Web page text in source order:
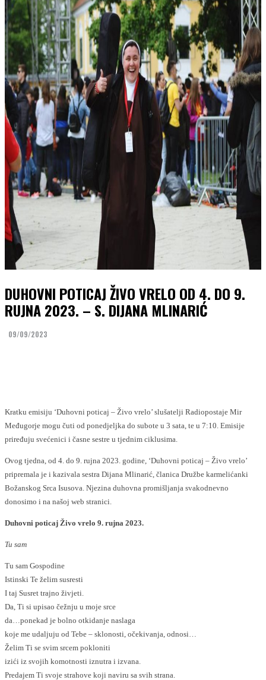
DUHOVNI POTICAJ ŽIVO VRELO OD 4. DO 9.
RUJNA 2023. – S. DIJANA MLINARIĆ
09/09/2023
Kratku emisiju ‘Duhovni poticaj – Živo vrelo’ slušatelji Radiopostaje Mir
Međugorje mogu čuti od ponedjeljka do subote u 3 sata, te u 7:10. Emisije
priređuju svećenici i časne sestre u tjednim ciklusima.
Ovog tjedna, od 4. do 9. rujna 2023. godine, ‘Duhovni poticaj – Živo vrelo’
pripremala je i kazivala sestra Dijana Mlinarić, članica Družbe karmelićanki
Božanskog Srca Isusova. Njezina duhovna promišljanja svakodnevno
donosimo i na našoj web stranici.
Duhovni poticaj Živo vrelo 9. rujna 2023.
Tu sam
Tu sam Gospodine
Istinski Te želim susresti
I taj Susret trajno živjeti.
Da, Ti si upisao čežnju u moje srce
da…ponekad je bolno otkidanje naslaga
koje me udaljuju od Tebe – sklonosti, očekivanja, odnosi…
Želim Ti se svim srcem pokloniti
izići iz svojih komotnosti iznutra i izvana.
Predajem Ti svoje strahove koji naviru sa svih strana.